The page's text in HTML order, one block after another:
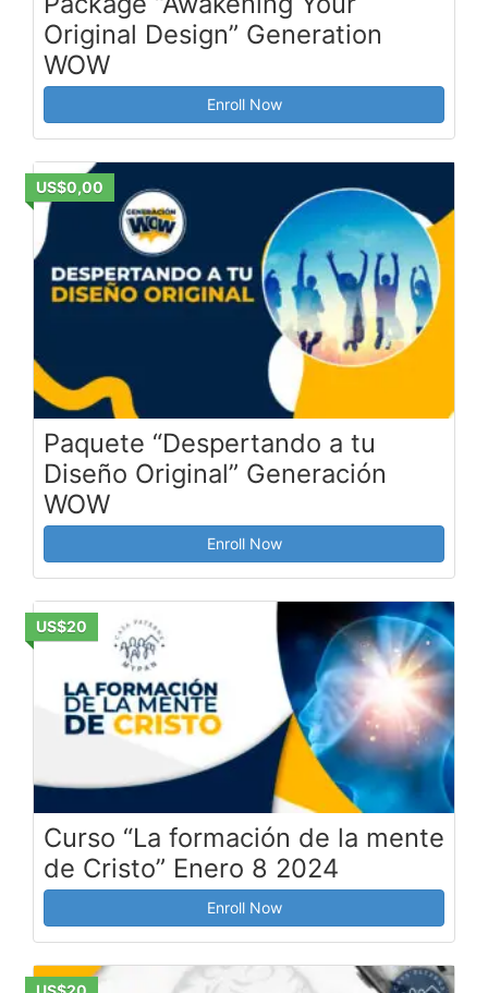
Original Design” Generation
WOW
Enroll Now
US$0,00
Paquete “Despertando a tu
Diseño Original” Generación
WOW
Enroll Now
US$20
Curso “La formación de la mente
de Cristo” Enero 8 2024
Enroll Now